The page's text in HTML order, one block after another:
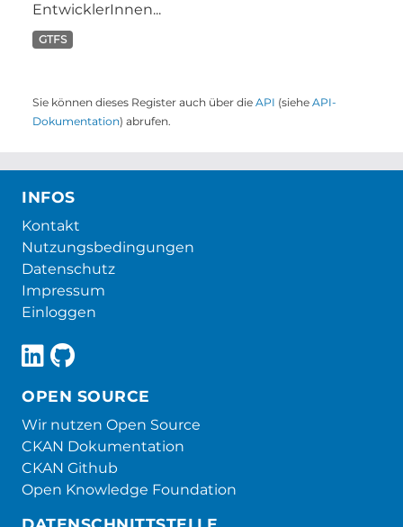
EntwicklerInnen...
GTFS
Sie können dieses Register auch über die API (siehe API-
Dokumentation) abrufen.
INFOS
Kontakt
Nutzungsbedingungen
Datenschutz
Impressum
Einloggen
OPEN SOURCE
Wir nutzen Open Source
CKAN Dokumentation
CKAN Github
Open Knowledge Foundation